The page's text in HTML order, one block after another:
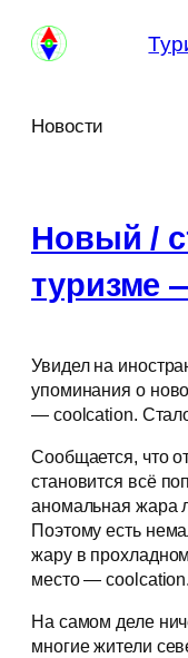
Перейти
Новости
Новый /
туризме
Увидел на
упоминания о
— coolcation.
Сообщается, что
становится всё
аномальная жара
Поэтому есть
жару в
место — coolcation.
На самом деле
многие жители